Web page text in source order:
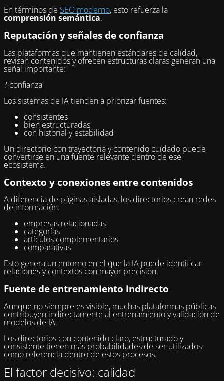
En términos de SEO moderno, esto refuerza la
comprensión semántica.
Reputación y señales de confianza
Las plataformas que mantienen estándares de calidad,
revisan contenidos y ofrecen estructuras claras generan una
señal importante:
? confianza
Los sistemas de IA tienden a priorizar fuentes:
consistentes
bien estructuradas
con historial y estabilidad
Un directorio con trayectoria y contenido cuidado puede
convertirse en una fuente relevante dentro de ese
ecosistema.
Contexto y conexiones entre contenidos
A diferencia de páginas aisladas, los directorios crean redes
de información:
empresas relacionadas
categorías
artículos complementarios
comparativas
Esto genera un entorno en el que la IA puede identificar
relaciones y contextos con mayor precisión.
Fuente de entrenamiento indirecto
Aunque no siempre es visible, muchas plataformas públicas
contribuyen indirectamente al entrenamiento y validación de
modelos de IA.
Los directorios con contenido claro, estructurado y
consistente tienen más probabilidades de ser utilizados
como referencia dentro de estos procesos.
El factor decisivo: calidad